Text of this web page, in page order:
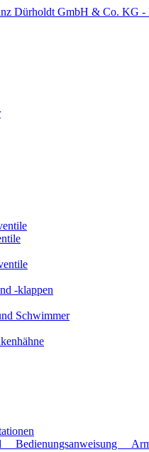
-klappen
Schwimmer
Bedienungsanweisung